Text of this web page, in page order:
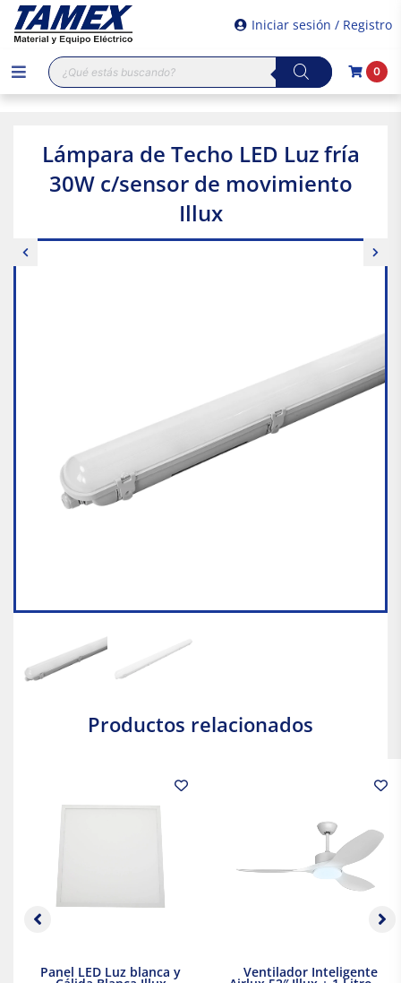
Iniciar sesión / Registro
Búsqueda
de
productos
0
Lámpara de Techo LED Luz fría
30W c/sensor de movimiento
Illux
Productos relacionados
Panel LED Luz blanca y Ventilador Inteligente